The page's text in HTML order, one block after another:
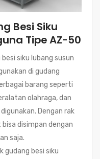
Besi Siku
Tipe AZ-50
besi siku lubang susun
di gudang
barang seperti
olahraga, dan
Dengan rak
disimpan dengan
saja.
gudang besi siku